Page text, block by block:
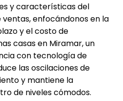
y características del
enfocándonos en la
y el costo de
casas en Miramar, un
con tecnología de
las oscilaciones de
y mantiene la
de niveles cómodos.